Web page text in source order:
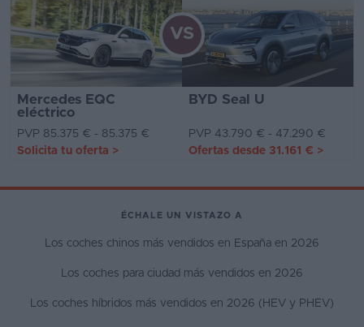
Mercedes EQC
eléctrico
BYD Seal U
VS
PVP 85.375 € - 85.375 €
PVP 43.790 € - 47.290 €
Solicita tu oferta > Ofertas desde 31.161 € >
ÉCHALE UN VISTAZO A
Los coches chinos más vendidos en España en 2026
Los coches para ciudad más vendidos en 2026
Los coches híbridos más vendidos en 2026 (HEV y PHEV)